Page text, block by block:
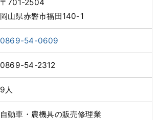
〒701-2504
岡山県赤磐市福田140-1
0869-54-0609
0869-54-2312
9人
自動車・農機具の販売修理業